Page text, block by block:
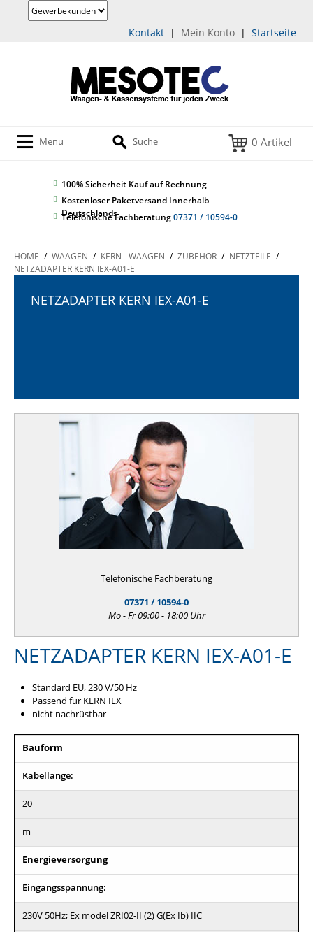
Startseite
|
Mein Konto
|
Kontakt
Menu Suche 0 Artikel
100% Sicherheit Kauf auf Rechnung
Kostenloser Paketversand Innerhalb
Deutschlands
Telefonische Fachberatung07371 / 10594-0
HOME / WAAGEN / KERN - WAAGEN / ZUBEHÖR / NETZTEILE /
NETZADAPTER KERN IEX-A01-E
NETZADAPTER KERN IEX-A01-E
Telefonische Fachberatung
07371 / 10594-0
Mo - Fr 09:00 - 18:00 Uhr
NETZADAPTER KERN IEX-A01-E
Standard EU, 230 V/50 Hz
Passend für KERN IEX
nicht nachrüstbar
Bauform
Kabellänge:
20
m
Energieversorgung
Eingangsspannung:
230V 50Hz; Ex model ZRI02-II (2) G(Ex Ib) IIC